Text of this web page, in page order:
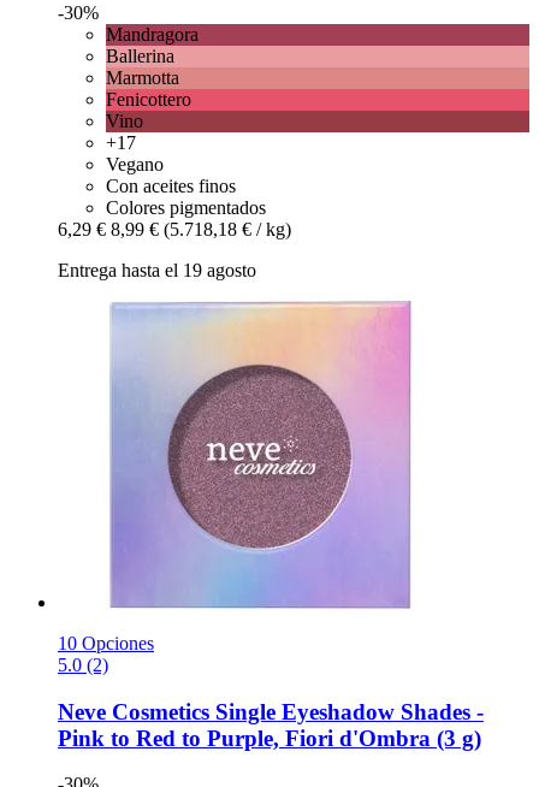
-30%
Mandragora
Ballerina
Marmotta
Fenicottero
Vino
+17
Vegano
Con aceites finos
Colores pigmentados
6,29 € 8,99 € (5.718,18 € / kg)
Entrega hasta el 19 agosto
10 Opciones
5.0 (2)
Neve Cosmetics Single Eyeshadow Shades -​
Pink to Red to Purple, Fiori d'Ombra (3 g)